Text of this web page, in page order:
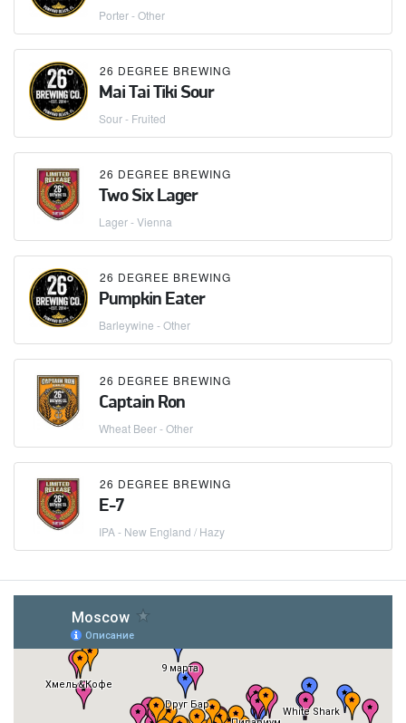
Porter - Other
26 DEGREE BREWING
Mai Tai Tiki Sour
Sour - Fruited
26 DEGREE BREWING
Two Six Lager
Lager - Vienna
26 DEGREE BREWING
Pumpkin Eater
Barleywine - Other
26 DEGREE BREWING
Captain Ron
Wheat Beer - Other
26 DEGREE BREWING
E-7
IPA - New England / Hazy